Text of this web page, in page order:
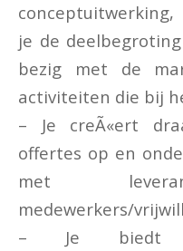
je de
bezig met de
activiteiten die bij
– Je creÃ«ert
offertes op en
met
medewerkers/
– Je biedt